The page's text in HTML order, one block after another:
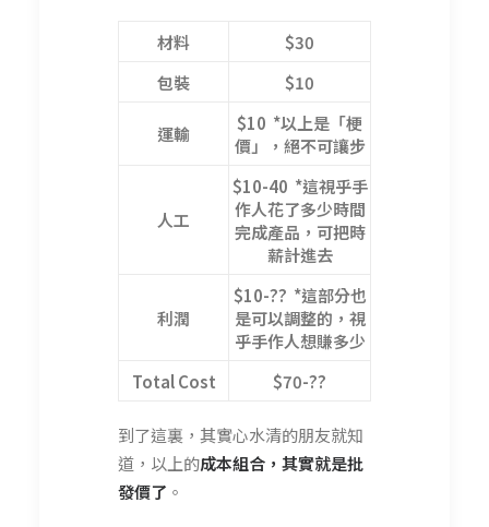
材料
$30
包裝
$10
運輸
$10 *以上是「梗
價」，絕不可讓步
人工
$10-40 *這視乎手
作人花了多少時間
完成產品，可把時
薪計進去
利潤
$10-?? *這部分也
是可以調整的，視
乎手作人想賺多少
Total Cost
$70-??
到了這裏，其實心水清的朋友就知
道，以上的成本組合，其實就是批
發價了 。